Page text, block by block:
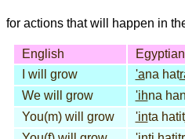
for actions that will happen in
English
Egyptian
I will grow
'ana hat
We will grow
'ihna
You(m) will grow
'inta hatit